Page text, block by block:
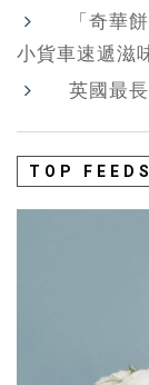
「奇華
小貨車速遞滋
英國最
TOP FEEDS